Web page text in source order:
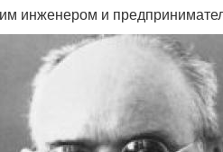
инженером и